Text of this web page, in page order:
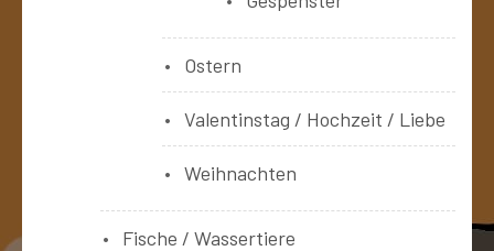
Ostern
Valentinstag / Hochzeit / Liebe
Weihnachten
Fische / Wassertiere